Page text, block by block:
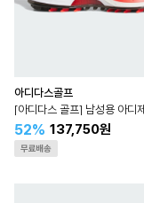
아디다스골프
52% 137,750원